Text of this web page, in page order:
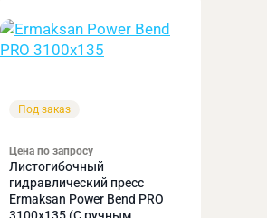
Под заказ
Цена по запросу
Листогибочный
гидравлический пресс
Ermaksan Power Bend PRO